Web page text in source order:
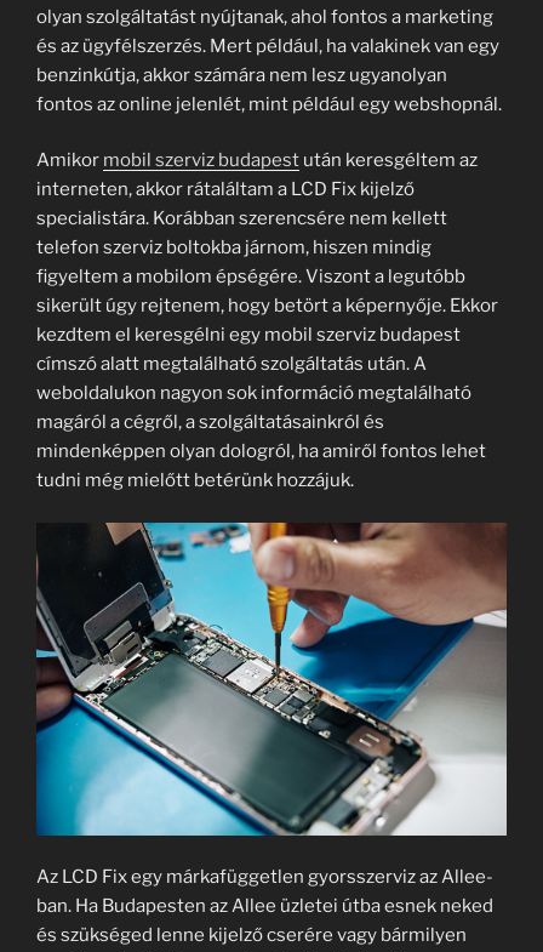
olyan szolgáltatást nyújtanak, ahol fontos a marketing
és az ügyfélszerzés. Mert például, ha valakinek van egy
benzinkútja, akkor számára nem lesz ugyanolyan
fontos az online jelenlét, mint például egy webshopnál.
Amikor mobil szerviz budapest után keresgéltem az
interneten, akkor rátaláltam a LCD Fix kijelző
specialistára. Korábban szerencsére nem kellett
telefon szerviz boltokba járnom, hiszen mindig
figyeltem a mobilom épségére. Viszont a legutóbb
sikerült úgy rejtenem, hogy betört a képernyője. Ekkor
kezdtem el keresgélni egy mobil szerviz budapest
címszó alatt megtalálható szolgáltatás után. A
weboldalukon nagyon sok információ megtalálható
magáról a cégről, a szolgáltatásainkról és
mindenképpen olyan dologról, ha amiről fontos lehet
tudni még mielőtt betérünk hozzájuk.
Az LCD Fix egy márkafüggetlen gyorsszerviz az Allee-
ban. Ha Budapesten az Allee üzletei útba esnek neked
és szükséged lenne kijelző cserére vagy bármilyen